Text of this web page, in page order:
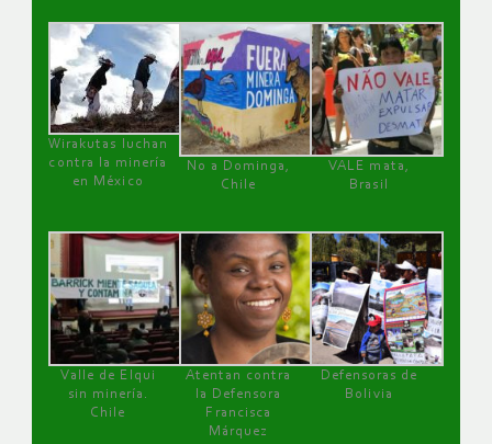
Wirakutas luchan
contra la minería
en México
No a Dominga,
Chile
VALE mata,
Brasil
Valle de Elqui
sin minería.
Chile
Atentan contra
la Defensora
Francisca
Márquez
Defensoras de
Bolivia